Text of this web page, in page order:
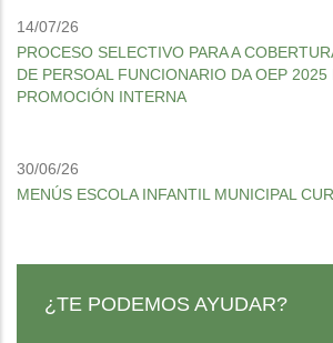
14/07/26
PROCESO SELECTIVO PARA A
DE PERSOAL FUNCIONARIO DA OEP
PROMOCIÓN INTERNA
30/06/26
MENÚS ESCOLA INFANTIL MUNICIPAL
¿TE PODEMOS AYUDAR?